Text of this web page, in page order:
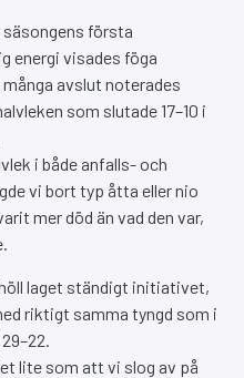
säsongens första
energi visades föga
avslut noterades
som slutade 17–10 i
i både anfalls- och
vi bort typ åtta eller nio
mer död än vad den var,
laget ständigt initiativet,
riktigt samma tyngd som i
lite som att vi slog av på